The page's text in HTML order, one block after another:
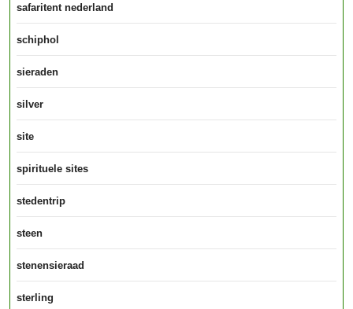
safaritent nederland
schiphol
sieraden
silver
site
spirituele sites
stedentrip
steen
stenensieraad
sterling